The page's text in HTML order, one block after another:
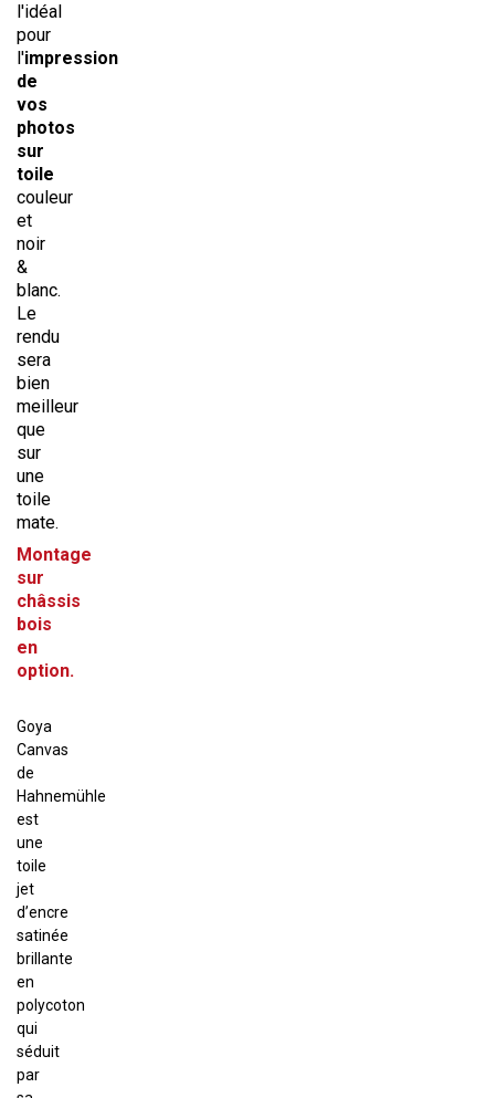
l'idéal
pour
l'impression
de
vos
photos
sur
toile
couleur
et
noir
&
blanc.
Le
rendu
sera
bien
meilleur
que
sur
une
toile
mate.
Montage
sur
châssis
bois
en
option.
Goya
Canvas
de
Hahnemühle
est
une
toile
jet
d’encre
satinée
brillante
en
polycoton
qui
séduit
par